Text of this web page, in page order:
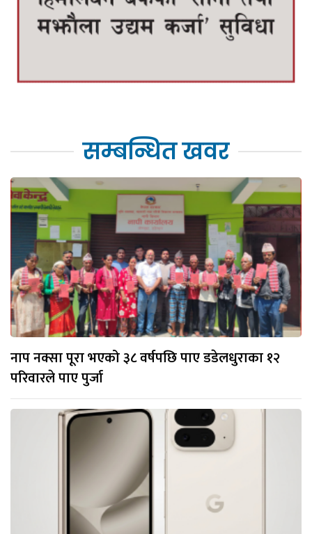
सम्बन्धित खवर
नाप नक्सा पूरा भएको ३८ वर्षपछि पाए डडेलधुराका १२
परिवारले पाए पुर्जा